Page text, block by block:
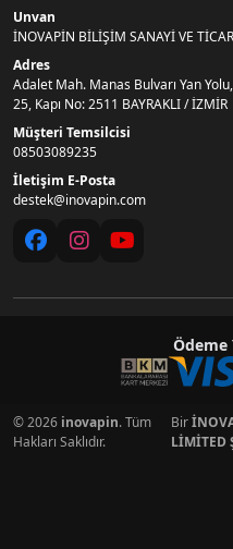
Unvan
İNOVAPİN BİLİŞİM SANAYİ VE
Adres
Adalet Mah. Manas Bulvarı Yan
25, Kapı No: 2511 BAYRAKLI / İZMİR
Müşteri Temsilcisi
08503089235
İletişim E-Posta
destek@inovapin.com
© 2026 inovapin. Tüm
Hakları Saklıdır.
Bir
LİMİTED